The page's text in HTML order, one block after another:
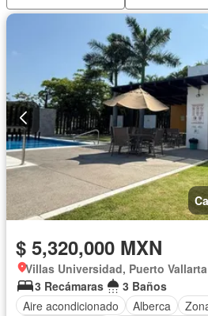
$ 5,320,000 MXN
Villas Universidad, Puerto Vallarta
3 Recámaras
3 Baños
Aire acondicionado
Alberca